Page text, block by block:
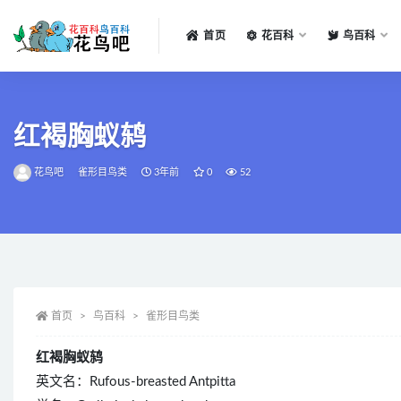
首页 花百科 鸟百科
红褐胸蚁鸫
花鸟吧 雀形目鸟类 3年前 0 52
首页 鸟百科 雀形目鸟类
红褐胸蚁鸫
英文名：Rufous-breasted Antpitta